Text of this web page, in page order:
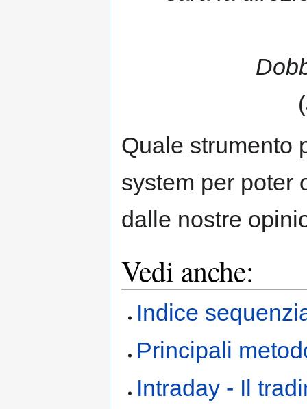
Quale strumento
system per poter
dalle nostre
Vedi anche:
Indice
Principali
Intraday - Il